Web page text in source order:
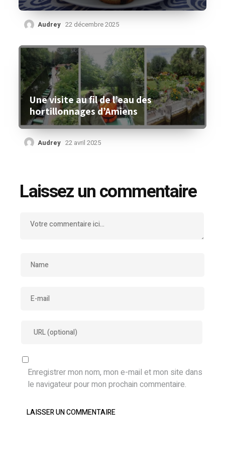
Audrey 22 décembre 2025
Une visite au fil de l’eau des
hortillonnages d’Amiens
Audrey 22 avril 2025
Laissez un commentaire
Enregistrer mon nom, mon e-mail et mon site dans
le navigateur pour mon prochain commentaire.